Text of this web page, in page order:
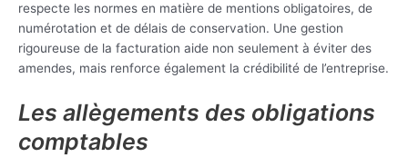
respecte les normes en matière de mentions obligatoires, de
numérotation et de délais de conservation. Une gestion
rigoureuse de la facturation aide non seulement à éviter des
amendes, mais renforce également la crédibilité de l’entreprise.
Les allègements des obligations
comptables